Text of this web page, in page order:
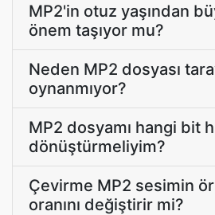
MP2'in otuz yaşından
önem taşıyor mu?
Neden MP2 dosyası
oynanmıyor?
MP2 dosyamı hangi bit
dönüştürmeliyim?
Çevirme MP2 sesimin
oranını değiştirir mi?